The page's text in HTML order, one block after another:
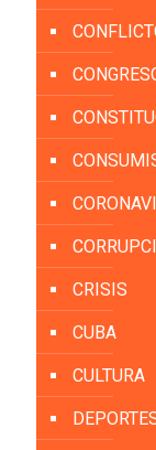
CRISIS
CUBA
CULTURA